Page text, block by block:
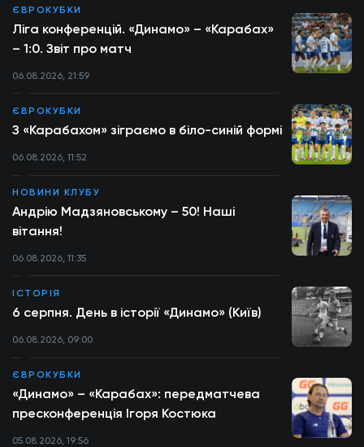
ЄВРОКУБКИ
Ліга конференцій. «Динамо» – «Карабах»
– 1:0. Звіт про матч
06.08.2026, 21:59
ЄВРОКУБКИ
З «Карабахом» зіграємо в біло-синій формі
06.08.2026, 11:52
НОВИНИ КЛУБУ
Андрію Мадзяновському – 50! Наші
вітання!
06.08.2026, 11:35
ІСТОРІЯ
6 серпня. День в історії «Динамо» (Київ)
06.08.2026, 09:00
ЄВРОКУБКИ
«Динамо» – «Карабах»: передматчева
пресконференція Ігоря Костюка
05.08.2026, 19:56